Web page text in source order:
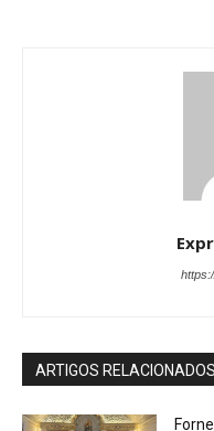
ARTIGOS RELACIONADOS